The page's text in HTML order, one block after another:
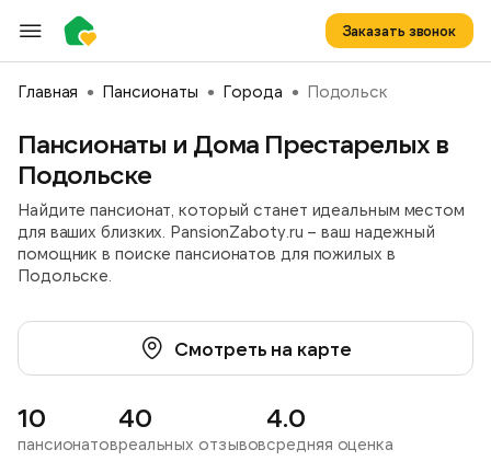
Заказать звонок
Главная Пансионаты Города Подольск
Пансионаты и Дома Престарелых в
Подольске
Найдите пансионат, который станет идеальным местом
для ваших близких. PansionZaboty.ru – ваш надежный
помощник в поиске пансионатов для пожилых в
Подольске.
Смотреть на карте
10
пансионатов
40
реальных отзывов
4.0
средняя оценка